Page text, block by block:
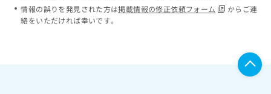
情報の誤りを発見された方は掲載情報の修正依頼フォーム
からご連
絡をいただければ幸いです。